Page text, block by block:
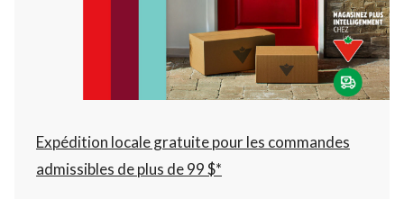
à
22:00
cliquer
pour
changer
Expédition locale gratuite pour les commandes
admissibles de plus de 99 $*